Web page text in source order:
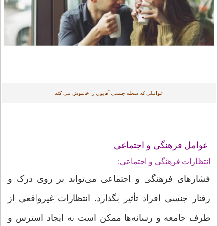
عواملی که شعله جنسی آقایون را خاموش می کند
عوامل فرهنگی و اجتماعی
انتظارات فرهنگی و اجتماعی:
فشارهای فرهنگی و اجتماعی می‌تواند بر روی درک و
رفتار جنسی افراد تأثیر بگذارد. انتظارات غیرواقعی از
طرف جامعه و رسانه‌ها ممکن است به ایجاد استرس و